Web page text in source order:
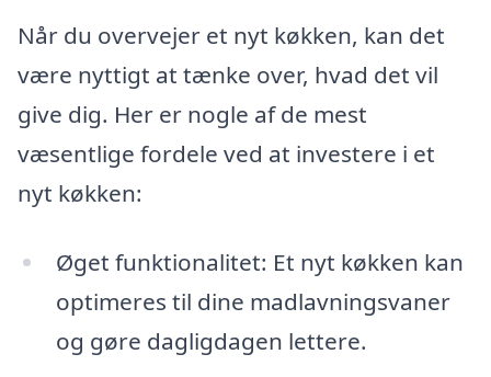
Når du overvejer et nyt køkken, kan det
være nyttigt at tænke over, hvad det vil
give dig. Her er nogle af de mest
væsentlige fordele ved at investere i et
nyt køkken:
Øget funktionalitet: Et nyt køkken kan
optimeres til dine madlavningsvaner
og gøre dagligdagen lettere.